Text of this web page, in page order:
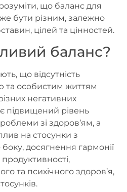
що баланс для
бути різним, залежно
цілей та цінностей.
баланс?
що відсутність
та особистим життям
негативних
підвищений рівень
зі здоров’ям, а
на стосунки з
досягнення гармонії
та психічного здоров’я,